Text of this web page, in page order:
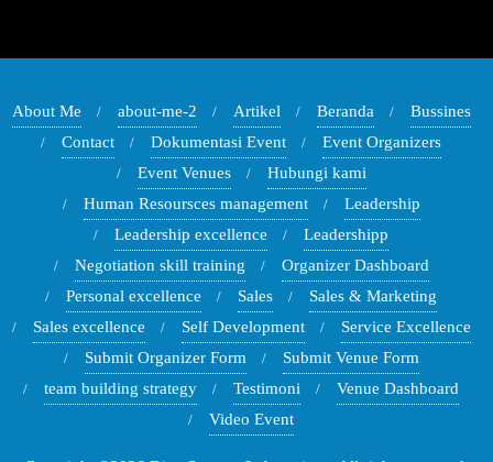
About Me about-me-2 Artikel Beranda
Bussines
Contact
Dokumentasi Event
Event Organizers
Event Venues
Hubungi kami
Human Resoursces management
Leadership
Leadership excellence
Leadershipp
Negotiation skill training
Organizer Dashboard
Personal excellence
Sales
Sales & Marketing
Sales excellence
Self Development
Service Excellence
Submit Organizer Form
Submit Venue Form
team building strategy
Testimoni
Venue Dashboard
Video Event